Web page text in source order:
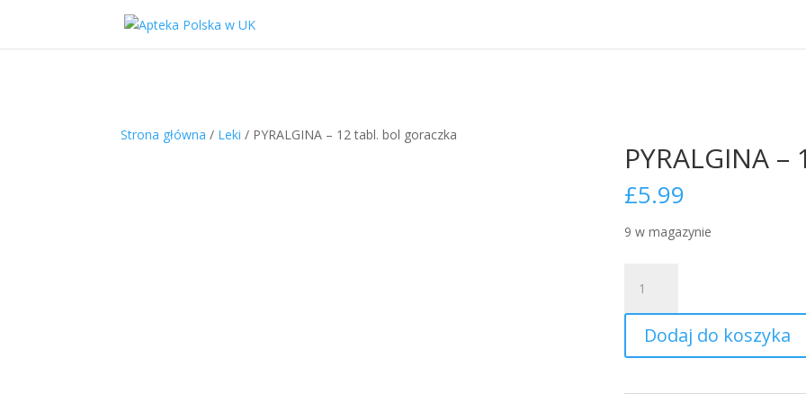
Strona główna / Leki / PYRALGINA – 12 tabl. bol goraczka
PYRALGINA
£5.99
9 w magazynie
PYRALGINA
-
tabl.
goraczka
Dodaj do koszyka